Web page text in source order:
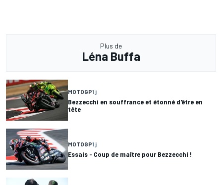
Plus de
Léna Buffa
MOTOGP1 j
Bezzecchi en souffrance et étonné d'être en
tête
MOTOGP1 j
Essais - Coup de maître pour Bezzecchi !